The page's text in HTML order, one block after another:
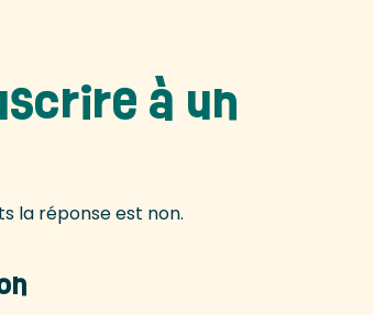
à un
la réponse est non.